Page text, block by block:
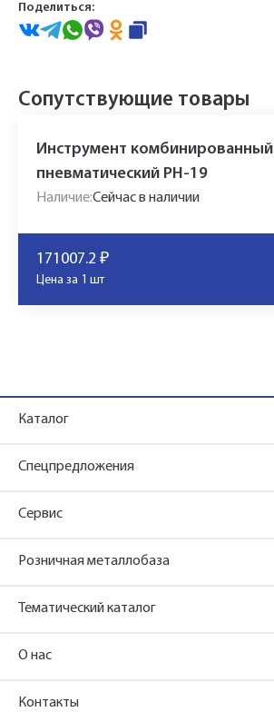
Поделиться:
Сопутствующие товары
Инструмент комбинированный
пневматический РН-19
Наличие:Сейчас в наличии
171007.2 ₽
Цена за 1 шт
Каталог
Спецпредложения
Сервис
Розничная металлобаза
Тематический каталог
О нас
Контакты